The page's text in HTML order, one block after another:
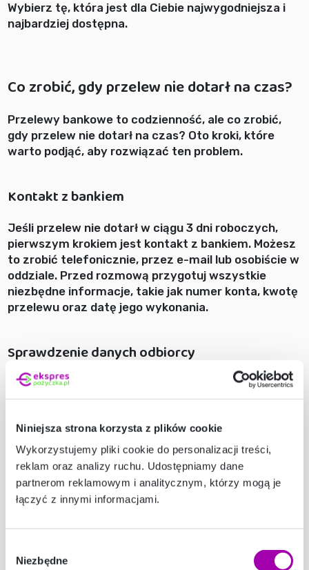
Niniejsza strona korzysta z plików cookie
Wykorzystujemy pliki cookie do personalizacji treści,
reklam oraz analizy ruchu. Udostępniamy dane
partnerom reklamowym i analitycznym, którzy mogą je
łączyć z innymi informacjami.
zgody
Niezbędne
Wybierz tę, która jest dla Ciebie najwygodniejsza i
najbardziej dostępna.
Co zrobić, gdy przelew nie dotarł na czas?
Przelewy bankowe to codzienność, ale co zrobić,
gdy przelew nie dotarł na czas? Oto kroki, które
warto podjąć, aby rozwiązać ten problem.
Kontakt z bankiem
Jeśli przelew nie dotarł w ciągu 3 dni roboczych,
pierwszym krokiem jest kontakt z bankiem. Możesz
to zrobić telefonicznie, przez e-mail lub osobiście w
oddziale. Przed rozmową przygotuj wszystkie
niezbędne informacje, takie jak numer konta, kwotę
przelewu oraz datę jego wykonania.
Sprawdzenie danych odbiorcy
Kolejnym krokiem jest sprawdzenie danych
odbiorcy. Upewnij się, że wszystkie dane, takie jak
zostały wprowadzone poprawnie. Błędne dane
mogą być przyczyną opóźnienia lub nawet zwrotu
środków.
Zgłoszenie reklamacji
problem nadal występuje, warto zgłosić reklamację.